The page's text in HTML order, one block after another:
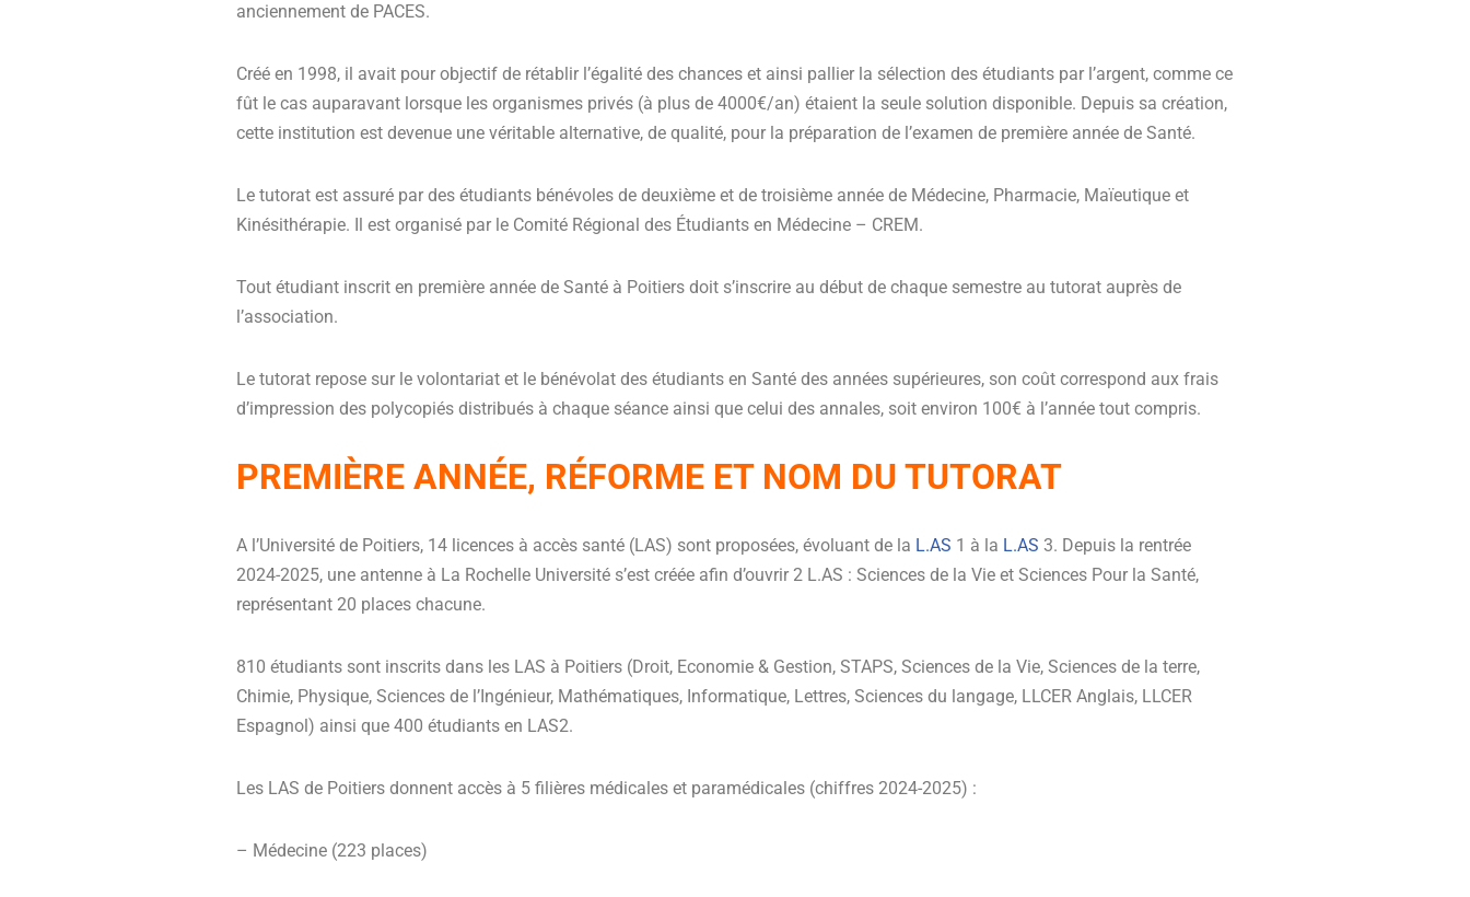
anciennement de PACES.
Créé en 1998, il avait pour objectif de rétablir l’égalité des chances et ainsi pallier la sélection des étudiants par l’argent, comme ce
fût le cas auparavant lorsque les organismes privés (à plus de 4000€/an) étaient la seule solution disponible. Depuis sa création,
cette institution est devenue une véritable alternative, de qualité, pour la préparation de l’examen de première année de Santé.
Le tutorat est assuré par des étudiants bénévoles de deuxième et de troisième année de Médecine, Pharmacie, Maïeutique et
Kinésithérapie. Il est organisé par le Comité Régional des Étudiants en Médecine – CREM.
Tout étudiant inscrit en première année de Santé à Poitiers doit s’inscrire au début de chaque semestre au tutorat auprès de
l’association.
Le tutorat repose sur le volontariat et le bénévolat des étudiants en Santé des années supérieures, son coût correspond aux frais
d’impression des polycopiés distribués à chaque séance ainsi que celui des annales, soit environ 100€ à l’année tout compris.
PREMIÈRE ANNÉE, RÉFORME ET NOM DU TUTORAT
A l’Université de Poitiers, 14 licences à accès santé (LAS) sont proposées, évoluant de la L.AS 1 à la L.AS 3. Depuis la rentrée
2024-2025, une antenne à La Rochelle Université s’est créée afin d’ouvrir 2 L.AS : Sciences de la Vie et Sciences Pour la Santé,
représentant 20 places chacune.
810 étudiants sont inscrits dans les LAS à Poitiers (Droit, Economie & Gestion, STAPS, Sciences de la Vie, Sciences de la terre,
Chimie, Physique, Sciences de l’Ingénieur, Mathématiques, Informatique, Lettres, Sciences du langage, LLCER Anglais, LLCER
Espagnol) ainsi que 400 étudiants en LAS2.
Les LAS de Poitiers donnent accès à 5 filières médicales et paramédicales (chiffres 2024-2025) :
– Médecine (223 places)